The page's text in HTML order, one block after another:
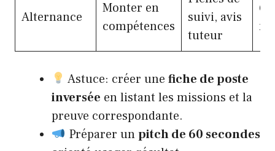
Alternance
Monter en
compétences
suivi, avis
tuteur
6
Astuce: créer une fiche de poste
inversée en listant les missions et la
preuve correspondante.
Préparer unpitch de 60 secondes